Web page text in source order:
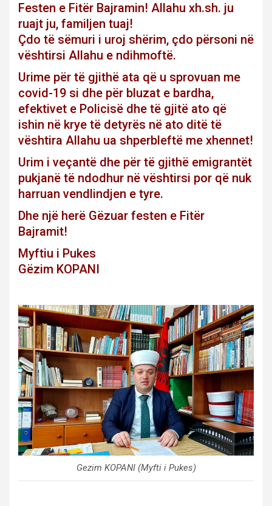
Festen e Fitër Bajramin! Allahu xh.sh. ju
ruajt ju, familjen tuaj!
Çdo të sëmuri i uroj shërim, çdo përsoni në
vështirsi Allahu e ndihmoftë.
Urime për të gjithë ata që u sprovuan me
covid-19 si dhe për bluzat e bardha,
efektivet e Policisë dhe të gjitë ato që
ishin në krye të detyrës në ato ditë të
vështira Allahu ua shperbleftë me xhennet!
Urim i veçantë dhe për të gjithë emigrantët
pukjanë të ndodhur në vështirsi por që nuk
harruan vendlindjen e tyre.
Dhe një herë Gëzuar festen e Fitër
Bajramit!
Myftiu i Pukes
Gëzim KOPANI
Gezim KOPANI (Myfti i Pukes)